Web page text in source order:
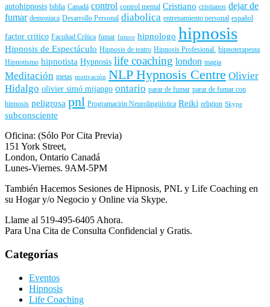
autohipnosis biblia Canadá control control mental Cristiano cristianos dejar de
fumar demoniaca Desarrollo Personal diabolica entrenamiento personal español
factor critico Facultad Crítica fumar futuro hipnologo hipnosis
Hipnosis de Espectáculo Hipnosis de teatro Hipnosis Profesional. hipnoterapeuta
Hipnotismo hipnotista Hypnosis life coaching london magia
Meditación metas motivación NLP Hypnosis Centre Olivier
Hidalgo olivier simó mijango ontario parar de fumar parar de fumar con
hipnosis peligrosa pnl Programación Neurolingüística Reiki religion Skype
subconsciente
Oficina: (Sólo Por Cita Previa)
151 York Street,
London, Ontario Canadá
Lunes-Viernes. 9AM-5PM
También Hacemos Sesiones de Hipnosis, PNL y Life Coaching en
su Hogar y/o Negocio y Online via Skype.
Llame al 519-495-6405 Ahora.
Para Una Cita de Consulta Confidencial y Gratis.
Categorías
Eventos
Hipnosis
Life Coaching